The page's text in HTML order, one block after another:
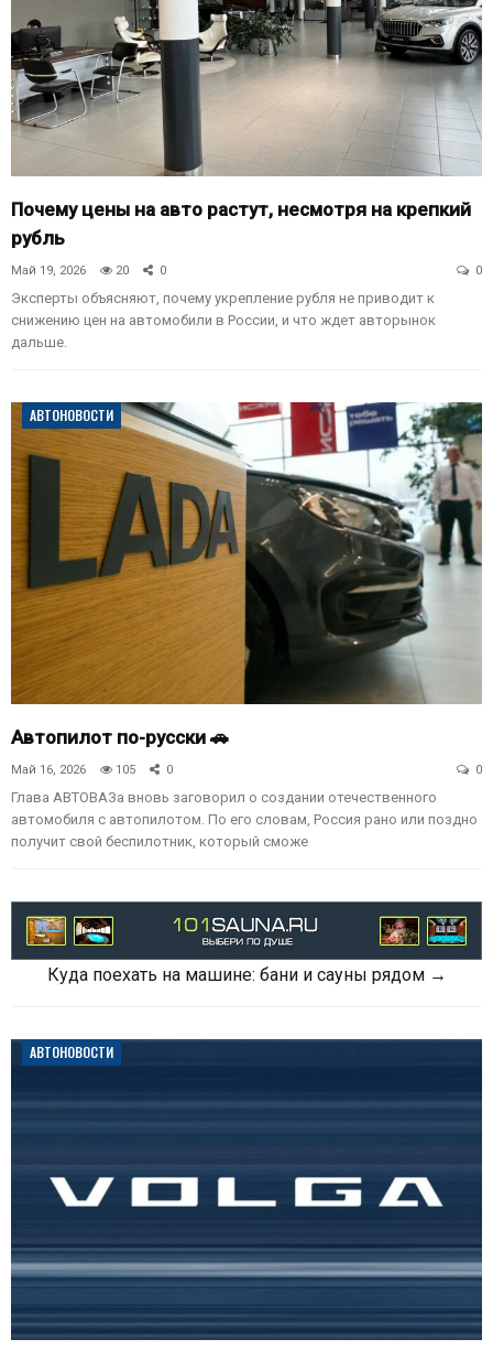
Почему цены на авто растут, несмотря на крепкий
рубль
Май 19, 2026 20 0 0
Эксперты объясняют, почему укрепление рубля не приводит к
снижению цен на автомобили в России, и что ждет авторынок
дальше.
АВТОНОВОСТИ
Автопилот по-русски 🚗
Май 16, 2026 105 0 0
Глава АВТОВАЗа вновь заговорил о создании отечественного
автомобиля с автопилотом. По его словам, Россия рано или поздно
получит свой беспилотник, который сможе
Куда поехать на машине: бани и сауны рядом →
АВТОНОВОСТИ